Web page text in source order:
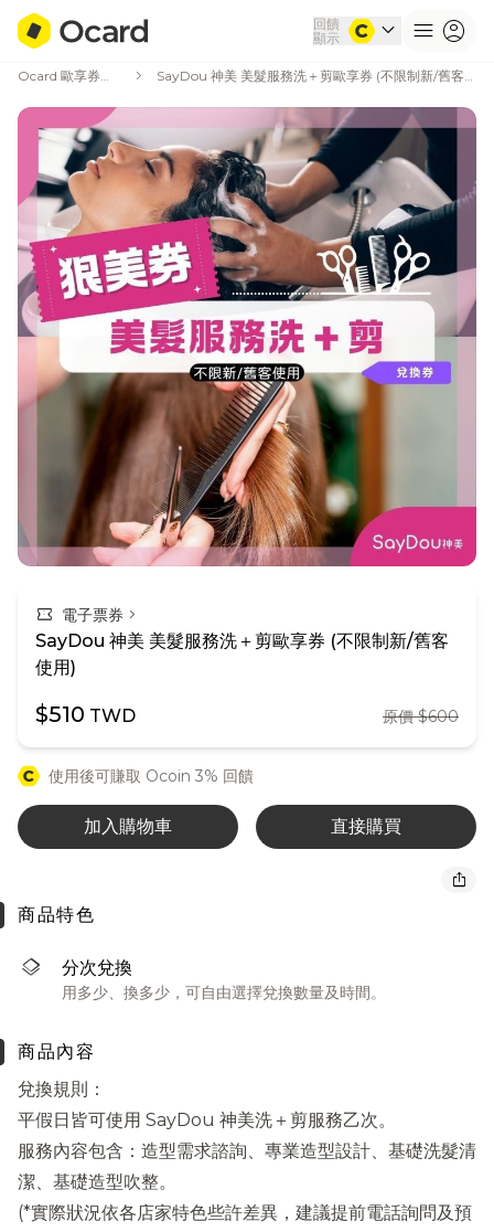
回饋
顯示
expand_more menu account_circle
Ocard 歐享券商城 chevron_right SayDou 神美 美髮服務洗＋剪歐享券 (不限制新/舊客使用)
confirmation_number 電子票券 chevron_right
SayDou 神美 美髮服務洗＋剪歐享券 (不限制新/舊客
使用)
$510 TWD 原價 $600
使用後可賺取 Ocoin 3% 回饋
加入購物車 直接購買
ios_share
商品特色
layers 分次兌換
用多少、換多少，可自由選擇兌換數量及時間。
商品內容
兌換規則：
平假日皆可使用 SayDou 神美洗＋剪服務乙次。
服務內容包含：造型需求諮詢、專業造型設計、基礎洗髮清
潔、基礎造型吹整。
(*實際狀況依各店家特色些許差異，建議提前電話詢問及預